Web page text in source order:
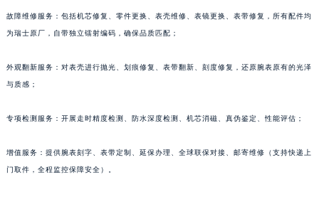
故障维修服务：包括机芯修复、零件更换、表壳维修、表镜更换、表带修复，所有配件均
为瑞士原厂，自带独立镭射编码，确保品质匹配；
外观翻新服务：对表壳进行抛光、划痕修复、表带翻新、刻度修复，还原腕表原有的光泽
与质感；
专项检测服务：开展走时精度检测、防水深度检测、机芯消磁、真伪鉴定、性能评估；
增值服务：提供腕表刻字、表带定制、延保办理、全球联保对接、邮寄维修（支持快递上
门取件，全程监控保障安全）。